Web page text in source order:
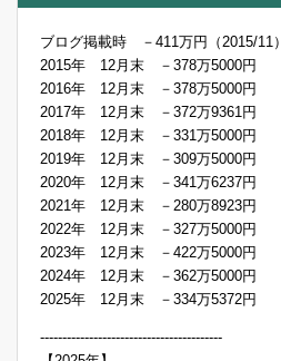
ブログ掲載時 －411万円（2015/11）
2015年 12月末 －378万5000円
2016年 12月末 －378万5000円
2017年 12月末 －372万9361円
2018年 12月末 －331万5000円
2019年 12月末 －309万5000円
2020年 12月末 －341万6237円
2021年 12月末 －280万8923円
2022年 12月末 －327万5000円
2023年 12月末 －422万5000円
2024年 12月末 －362万5000円
2025年 12月末 －334万5372円
-----------------------------------------